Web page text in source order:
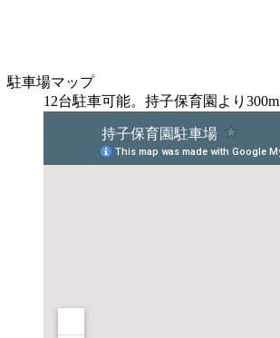
駐車場マップ
12台駐車可能。持子保育園より300m